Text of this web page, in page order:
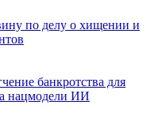
по делу о хищении и
банкротства для
нацмодели ИИ